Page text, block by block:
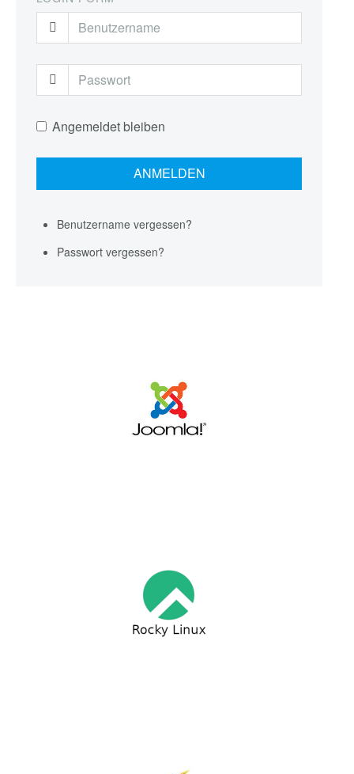
Angemeldet bleiben
Benutzername vergessen?
Passwort vergessen?